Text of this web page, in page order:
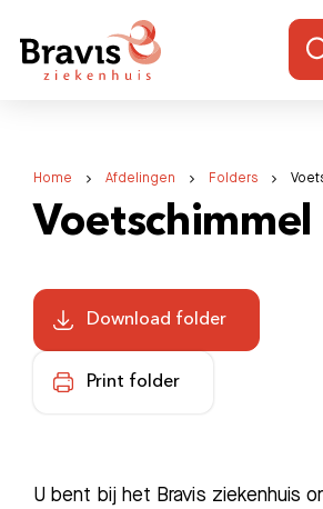
Home Afdelingen Folders
Voetschimmel
Download folder
Print folder
U bent bij het Bravis ziekenhuis